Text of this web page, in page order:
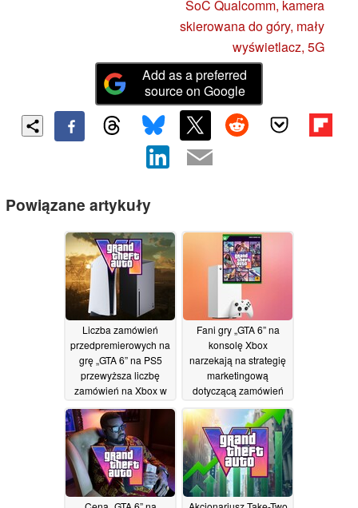
SoC Qualcomm, kamera
skierowana do góry, mały
wyświetlacz, 5G
Add as a preferred
source on Google
Powiązane artykuły
Liczba zamówień
przedpremierowych na
grę „GTA 6” na PS5
przewyższa liczbę
zamówień na Xbox w
obliczu zbliżającej się
podwyżki cen konsoli
27/06/2026
Fani gry „GTA 6” na
konsolę Xbox
narzekają na strategię
marketingową
dotyczącą zamówień
przypominającą
podejście stosowane w
przypadku gier
dostępnych wyłącznie
na PS526/06/2026